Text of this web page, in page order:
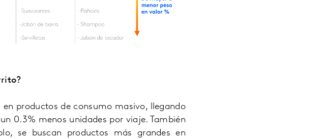
productos de consumo masivo, llegando
0.3% menos unidades por viaje. También
se buscan productos más grandes en